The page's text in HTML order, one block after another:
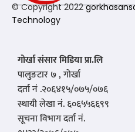
© Copyright 2022
Technology
गोर्खा संसार मिडिया प्रा.लि
पालुङटार ७ , गोर्खा
दर्ता नं .२०६४१५/०७५/०७६
स्थायी लेखा नं. ६०६५५६६९९
सूचना विभाग दर्ता नं.